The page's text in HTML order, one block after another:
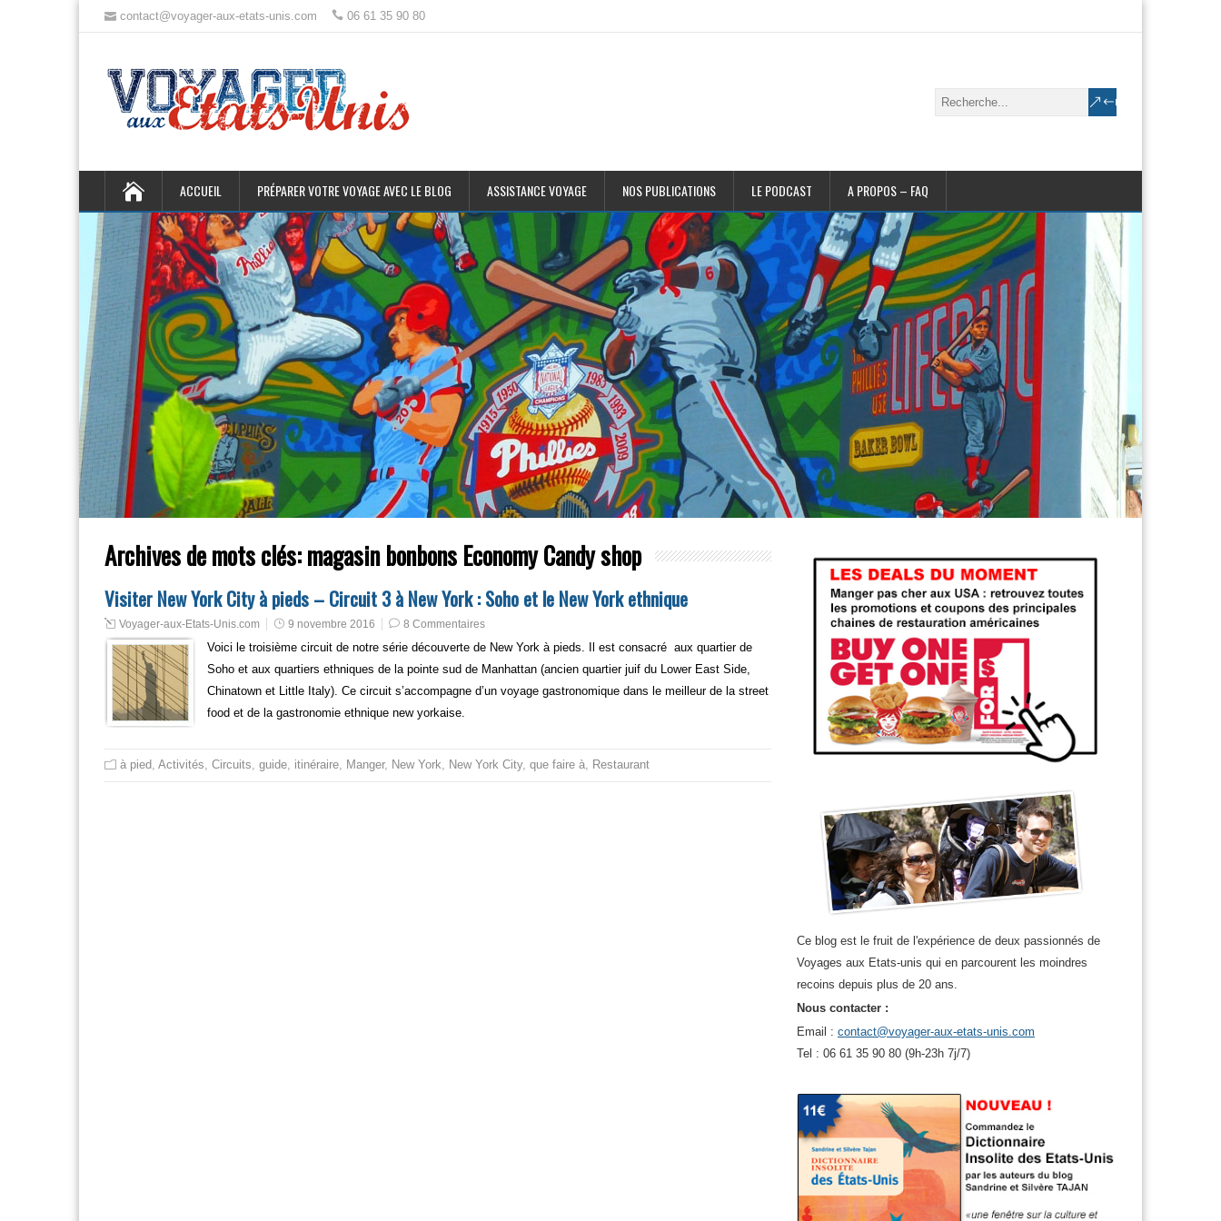
contact@voyager-aux-etats-unis.com 06 61 35 90 80
ACCUEIL PRÉPARER VOTRE VOYAGE AVEC LE BLOG ASSISTANCE VOYAGE NOS PUBLICATIONS LE PODCAST A PROPOS – FAQ
Archives de mots clés:magasin bonbons Economy Candy shop
Visiter New York City à pieds – Circuit 3 à New York : Soho et le New York ethnique
Voyager-aux-Etats-Unis.com 9 novembre 2016 8 Commentaires
Voici le troisième circuit de notre série découverte de New York à pieds. Il est consacré aux quartier de
Soho et aux quartiers ethniques de la pointe sud de Manhattan (ancien quartier juif du Lower East Side,
Chinatown et Little Italy). Ce circuit s’accompagne d’un voyage gastronomique dans le meilleur de la street
food et de la gastronomie ethnique new yorkaise.
à pied, Activités, Circuits, guide, itinéraire, Manger, New York, New York City, que faire à, Restaurant
Ce blog est le fruit de l'expérience de deux passionnés de
Voyages aux Etats-unis qui en parcourent les moindres
recoins depuis plus de 20 ans.
Nous contacter :
Email : contact@voyager-aux-etats-unis.com
Tel : 06 61 35 90 80 (9h-23h 7j/7)